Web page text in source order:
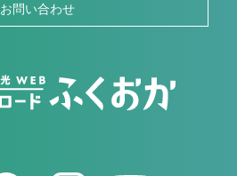
お問い合わせ